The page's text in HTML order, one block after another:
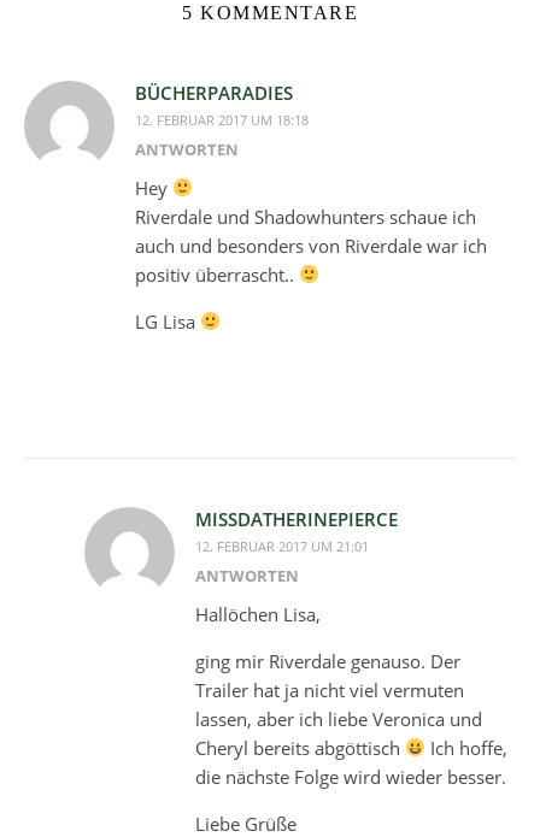
5 KOMMENTARE
BÜCHERPARADIES
12. FEBRUAR 2017 UM 18:18
ANTWORTEN
Hey
Riverdale und Shadowhunters schaue ich
auch und besonders von Riverdale war ich
positiv überrascht..
LG Lisa
MISSDATHERINEPIERCE
12. FEBRUAR 2017 UM 21:01
ANTWORTEN
Hallöchen Lisa,
ging mir Riverdale genauso. Der
Trailer hat ja nicht viel vermuten
lassen, aber ich liebe Veronica und
Cheryl bereits abgöttisch
Ich hoffe,
die nächste Folge wird wieder besser.
Liebe Grüße